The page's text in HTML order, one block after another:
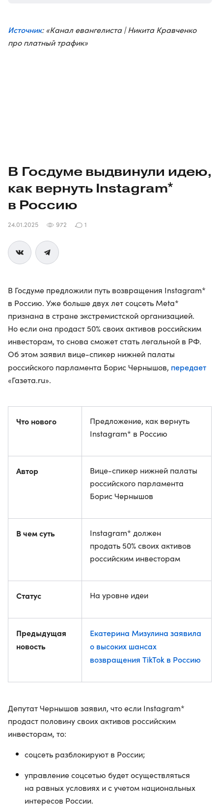
Источник: «Канал евангелиста | Никита Кравченко
про платный трафик»
В Госдуме выдвинули идею,
как вернуть Instagram*
в Россию
24.01.2025 972 1
В Госдуме предложили путь возвращения Instagram*
в Россию. Уже больше двух лет соцсеть Meta*
признана в стране экстремистской организацией.
Но если она продаст 50% своих активов российским
инвесторам, то снова сможет стать легальной в РФ.
Об этом заявил вице-спикер нижней палаты
российского парламента Борис Чернышов, передает
«Газета.ru».
Что нового
Предложение, как вернуть
Instagram* в Россию
Автор
Вице-спикер нижней палаты
российского парламента
Борис Чернышов
В чем суть
Instagram* должен
продать 50% своих активов
российским инвесторам
Статус На уровне идеи
Предыдущая
новость
Екатерина Мизулина заявила
о высоких шансах
возвращения TikTok в Россию
Депутат Чернышов заявил, что если Instagram*
продаст половину своих активов российским
инвесторам, то:
соцсеть разблокируют в России;
управление соцсетью будет осуществляться
на равных условиях и с учетом национальных
интересов России.